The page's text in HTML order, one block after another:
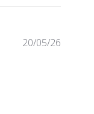
20/05/26